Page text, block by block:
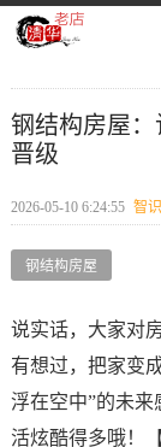
钢结构房屋：
晋级
2026-05-10 6:24:55 智
钢结构房屋
说实话，大家对
有想过，把家变
浮在空中”的未
活炫酷得多哦！【